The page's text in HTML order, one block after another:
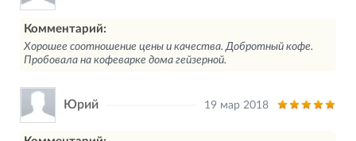
Комментарий:
Хорошее соотношение цены и качества. Добротный кофе.
Пробовала на кофеварке дома гейзерной.
Юрий 19 мар 2018